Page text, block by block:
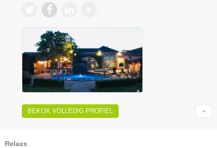
BEKIJK VOLLEDIG PROFIEL
Relaxs